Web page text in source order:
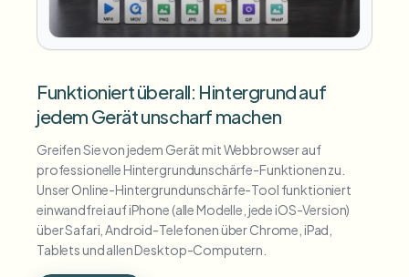
Funktioniert überall: Hintergrund auf
jedem Gerät unscharf machen
Greifen Sie von jedem Gerät mit Webbrowser auf
professionelle Hintergrundunschärfe-Funktionen zu.
Unser Online-Hintergrundunschärfe-Tool funktioniert
einwandfrei auf iPhone (alle Modelle, jede iOS-Version)
über Safari, Android-Telefonen über Chrome, iPad,
Tablets und allen Desktop-Computern.